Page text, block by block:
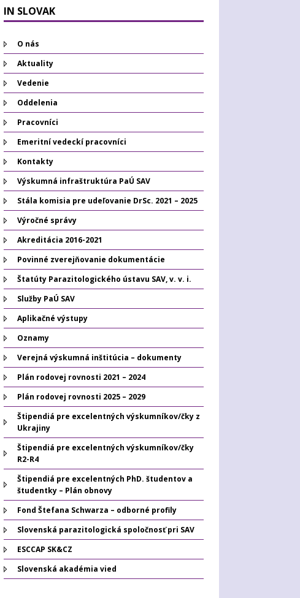
IN SLOVAK
O nás
Aktuality
Vedenie
Oddelenia
Pracovníci
Emeritní vedeckí pracovníci
Kontakty
Výskumná infraštruktúra PaÚ SAV
Stála komisia pre udeľovanie DrSc. 2021 – 2025
Výročné správy
Akreditácia 2016-2021
Povinné zverejňovanie dokumentácie
Štatúty Parazitologického ústavu SAV, v. v. i.
Služby PaÚ SAV
Aplikačné výstupy
Oznamy
Verejná výskumná inštitúcia – dokumenty
Plán rodovej rovnosti 2021 – 2024
Plán rodovej rovnosti 2025 – 2029
Štipendiá pre excelentných výskumníkov/čky z
Ukrajiny
Štipendiá pre excelentných výskumníkov/čky
R2-R4
Štipendiá pre excelentných PhD. študentov a
študentky – Plán obnovy
Fond Štefana Schwarza – odborné profily
Slovenská parazitologická spoločnosť pri SAV
ESCCAP SK&CZ
Slovenská akadémia vied